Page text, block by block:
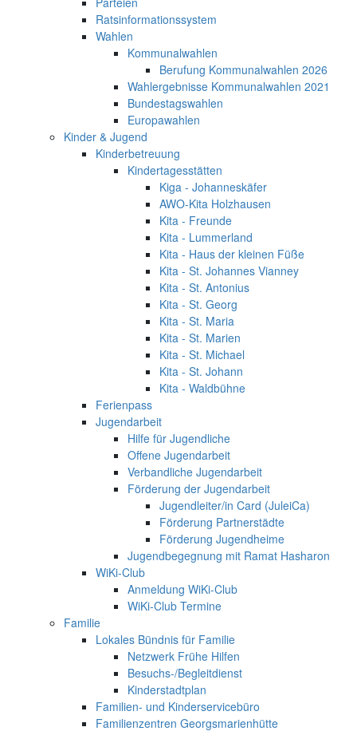
Ratsinformationssystem
Wahlen
Kommunalwahlen
Berufung Kommunalwahlen 2026
Wahlergebnisse Kommunalwahlen 2021
Bundestagswahlen
Europawahlen
Kinder & Jugend
Kinderbetreuung
Kindertagesstätten
Kiga - Johanneskäfer
AWO-Kita Holzhausen
Kita - Freunde
Kita - Lummerland
Kita - Haus der kleinen Füße
Kita - St. Johannes Vianney
Kita - St. Antonius
Kita - St. Georg
Kita - St. Maria
Kita - St. Marien
Kita - St. Michael
Kita - St. Johann
Kita - Waldbühne
Ferienpass
Jugendarbeit
Hilfe für Jugendliche
Offene Jugendarbeit
Verbandliche Jugendarbeit
Förderung der Jugendarbeit
Jugendleiter/in Card (JuleiCa)
Förderung Partnerstädte
Förderung Jugendheime
Jugendbegegnung mit Ramat Hasharon
WiKi-Club
Anmeldung WiKi-Club
WiKi-Club Termine
Familie
Lokales Bündnis für Familie
Netzwerk Frühe Hilfen
Besuchs-/Begleitdienst
Kinderstadtplan
Familien- und Kinderservicebüro
Familienzentren Georgsmarienhütte